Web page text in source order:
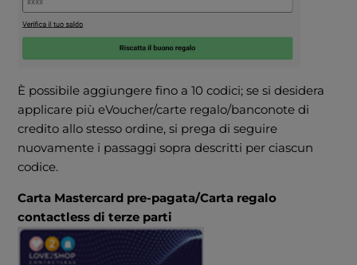
È possibile aggiungere fino a 10 codici; se si desidera
applicare più eVoucher/carte regalo/banconote di
credito allo stesso ordine, si prega di seguire
nuovamente i passaggi sopra descritti per ciascun
codice.
Carta Mastercard pre-pagata/Carta regalo
contactless di terze parti